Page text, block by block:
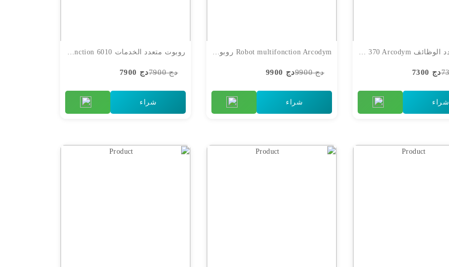
روبوت متعدد الخدمات Robot multifonction 6010
دج 7900 دج 7900
شراء
دج 9900 دج 9900
شراء
دج 7300
شراء